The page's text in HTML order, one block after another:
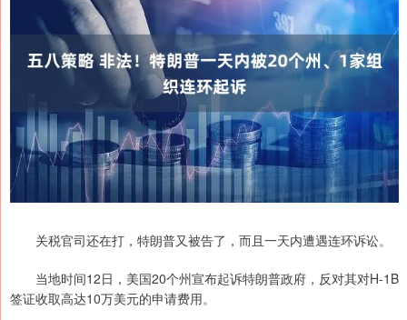
关税官司还在打，特朗普又被告了，而且一天内遭遇连环诉讼。
当地时间12日，美国20个州宣布起诉特朗普政府，反对其对H-1B
签证收取高达10万美元的申请费用。